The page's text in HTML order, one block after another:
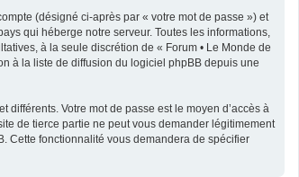
(désigné ci-après par « votre mot de passe ») et
qui héberge notre serveur. Toutes les informations,
à la seule discrétion de « Forum • Le Monde de
à la liste de diffusion du logiciel phpBB depuis une
Votre mot de passe est le moyen d’accès à
de tierce partie ne peut vous demander légitimement
Cette fonctionnalité vous demandera de spécifier